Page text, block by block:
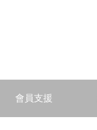
會員支援